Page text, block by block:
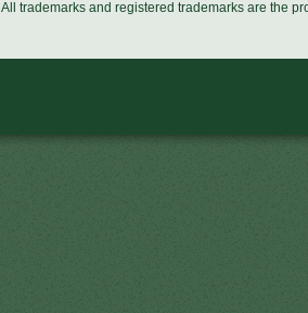
All trademarks and registered trademarks are the